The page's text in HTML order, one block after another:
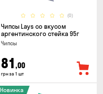
(0)
Чипсы Lays со вкусом
аргентинского стейка 95г
Чипсы
81 ,00
грн за 1 шт
Новинка